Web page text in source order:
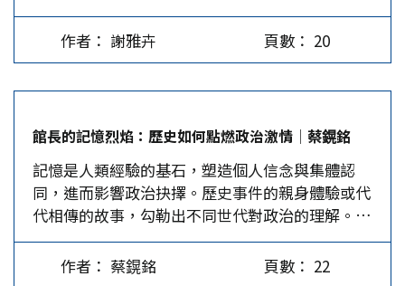
使賴改變行程。 就國際情勢而言，任何人都看得
出賴清德現在出訪確實有諸多不宜。美國是台灣最
重要的盟邦，但美國目前正努力改善與北京的關
討好北京而對賴的過境冷處理，則又可能讓日、韓
等盟邦對美國失去信心，影響美國在亞太的布局，
甚至造成第一島鏈的破口。賴清德堅持過境必讓美
國左右為難，不無可能暗示賴主動取消。正因這些
混沌不清的訊息，使得賴在出發前一周都還舉棋不
定。…
而不應由釋憲機關解釋。然而，憲法增修條文和
《兩岸關係條例》皆有明文規定，國家統一前的現
狀分成「台灣地區」和「大陸地區」。 事實上，
民國「依其固有之疆域」，並無明確可資判斷的依
據，且當時尚有代表人民主權及修憲機關的「國民
大會」，故領土範圍屬重大的政治問題，理應由政
治性機關決定，大法官才在該案做出「不予解釋」
的解釋。 蘇素娥或許未必清楚，美國最高法院發
展出的「政治問題不審查」理論與原則，係大法官
對於審理中的訴訟案件，若案情涉及「政治問題」
不寒而慄。民主原應是集體理性與制度治理的展
現，在台灣卻演變為民粹操弄、政黨內耗與治理癱
瘓的代名詞。 「台灣離民主崩壞還有多遠？」這
法院的衝突暴力，到媒體與財團間的共生結構，從
執政黨為一己之私的角力，到治理品質的持續下
滑，民主的本質與價值正遭遇深層侵蝕。人民的失
望早已不只是對某一政黨或政治人物，而是對整體
制度的失能與信念破產。在此時刻重讀《高思在
雲》，不僅是回顧一位知識分子對時代的批判省
思，更是對台灣民主未來的重新審判。 民主形式
作者： 謝雅卉 頁數： 20
館長的記憶烈焰：歷史如何點燃政治激情│蔡鎤銘
記憶是人類經驗的基石，塑造個人信念與集體認
同，進而影響政治抉擇。歷史事件的親身體驗或代
代相傳的故事，勾勒出不同世代對政治的理解。
2025年6月，網紅「館長」陳之漢赴上海，期許扮
演「和平大使」，直戳民進黨「抗中保台」的虛假
作者： 蔡鎤銘 頁數： 22